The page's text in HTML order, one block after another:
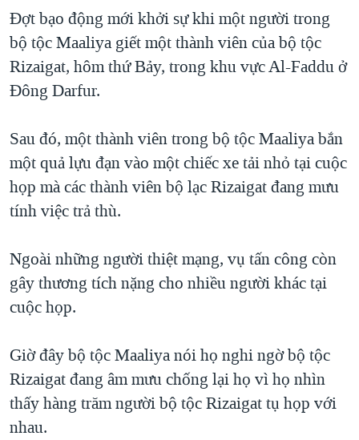
GIÁO DỤC
CHI PHÍ CHIẾN TRANH AFGHANISTAN
CÁC GIÁ TRỊ CỘNG HÒA Ở VIỆT NAM
THƯỢNG ĐỈNH TRUMP-KIM TẠI VIỆT NAM
TRỊNH VĨNH BÌNH VS. CHÍNH PHỦ VIỆT NAM
BÊN KIA QUỐC LỘ: TIẾNG VỌNG TỪ NÔNG THÔN MỸ
QUAN HỆ VIỆT MỸ
Đợt bạo động mới khởi sự khi một người trong
bộ tộc Maaliya giết một thành viên của bộ tộc
Rizaigat, hôm thứ Bảy, trong khu vực Al-Faddu ở
Đông Darfur.
Sau đó, một thành viên trong bộ tộc Maaliya bắn
một quả lựu đạn vào một chiếc xe tải nhỏ tại cuộc
họp mà các thành viên bộ lạc Rizaigat đang mưu
tính việc trả thù.
Ngoài những người thiệt mạng, vụ tấn công còn
gây thương tích nặng cho nhiều người khác tại
cuộc họp.
Giờ đây bộ tộc Maaliya nói họ nghi ngờ bộ tộc
Rizaigat đang âm mưu chống lại họ vì họ nhìn
thấy hàng trăm người bộ tộc Rizaigat tụ họp với
nhau.